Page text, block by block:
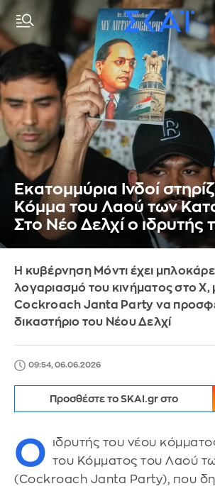
Εκατομμύρια Ινδοί
Κόμμα του Λαού των
Στο Νέο Δελχί ο ιδρυτής
Η κυβέρνηση Μόντι έχει
λογαριασμό του κινήματος στο Χ,
Cockroach Janta Party να
δικαστήριο του Νέου Δελχί
09:54, 06.06.2026
Προσθέστε το SKAI.gr στο
Ο
ιδρυτής του νέου
του Κόμματος του Λαού
(Cockroach Janta Party), που